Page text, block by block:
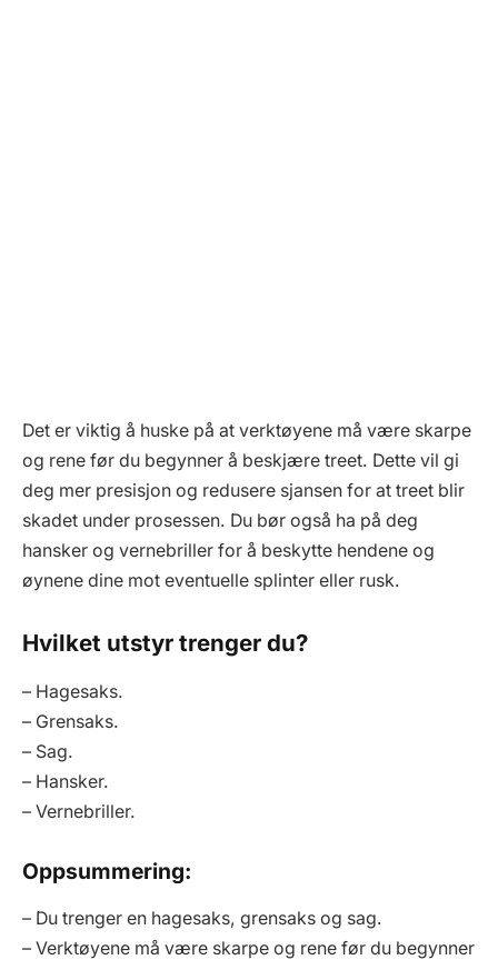
Det er viktig å huske på at verktøyene må være skarpe
og rene før du begynner å beskjære treet. Dette vil gi
deg mer presisjon og redusere sjansen for at treet blir
skadet under prosessen. Du bør også ha på deg
hansker og vernebriller for å beskytte hendene og
øynene dine mot eventuelle splinter eller rusk.
Hvilket utstyr trenger du?
– Hagesaks.
– Grensaks.
– Sag.
– Hansker.
– Vernebriller.
Oppsummering:
– Du trenger en hagesaks, grensaks og sag.
– Verktøyene må være skarpe og rene før du begynner